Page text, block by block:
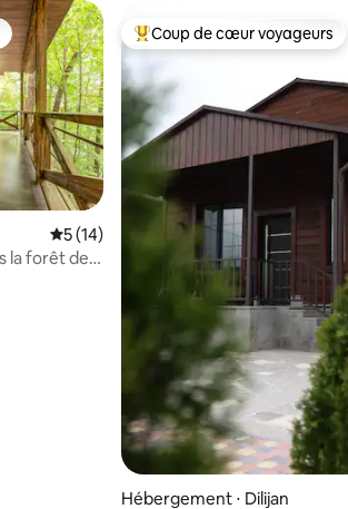
: 4,93 sur 5
plus appréciés
Évaluation moyenne sur la base de 14
5 (14)
la forêt de
Coups de cœur voyageurs
Coup de cœur voyageurs
Hébergement ⋅ Dilijan